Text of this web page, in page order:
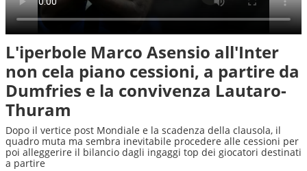
L'iperbole Marco Asensio all'Inter
non cela piano cessioni, a partire da
Dumfries e la convivenza Lautaro-
Thuram
Dopo il vertice post Mondiale e la scadenza della clausola, il
quadro muta ma sembra inevitabile procedere alle cessioni per
poi alleggerire il bilancio dagli ingaggi top dei giocatori destinati
a partire